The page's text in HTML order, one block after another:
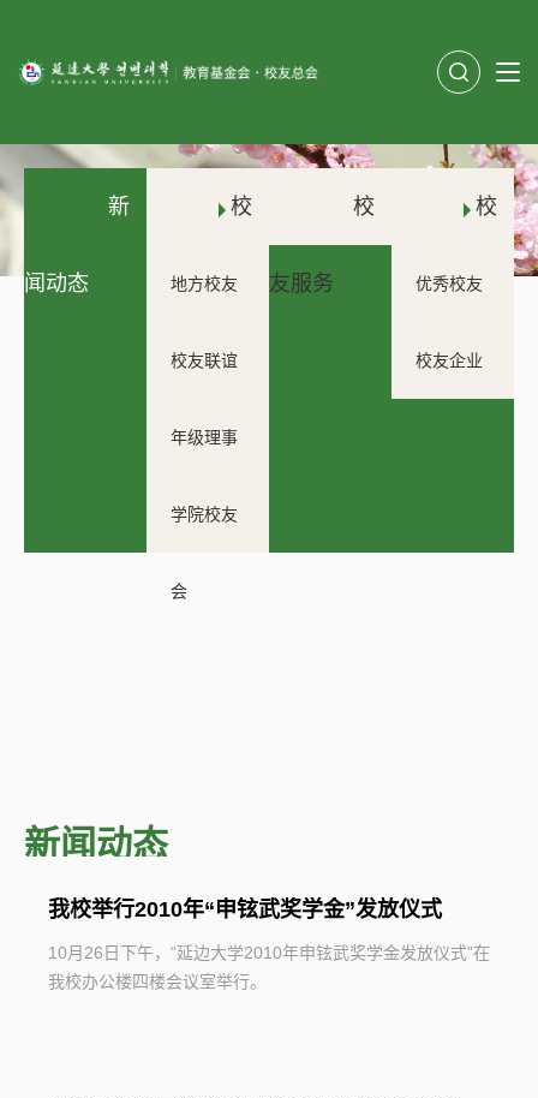
新
闻动态
校
友组织
地方校友
会
校友联谊
会
年级理事
会
学院校友
会
校
友服务
校
友之窗
优秀校友
校友企业
新闻动态
我校举行2010年“申铉武奖学金”发放仪式
10月26日下午，“延边大学2010年申铉武奖学金发放仪式”在
我校办公楼四楼会议室举行。